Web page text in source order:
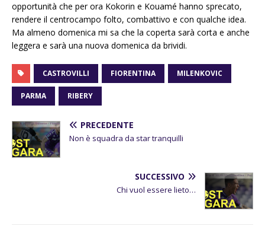
opportunità che per ora Kokorin e Kouamé hanno sprecato,
rendere il centrocampo folto, combattivo e con qualche idea.
Ma almeno domenica mi sa che la coperta sarà corta e anche
leggera e sarà una nuova domenica da brividi.
CASTROVILLI FIORENTINA MILENKOVIC
PARMA RIBERY
PRECEDENTE
Non è squadra da star tranquilli
SUCCESSIVO
Chi vuol essere lieto…